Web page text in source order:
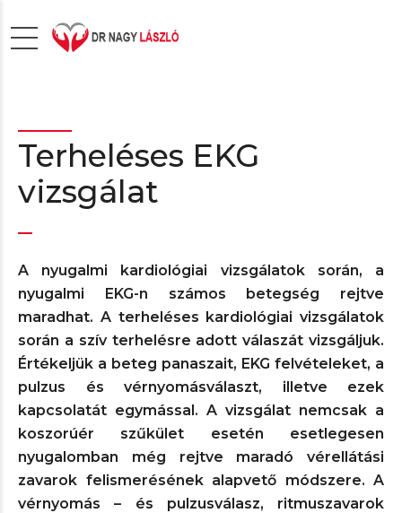
Terheléses EKG
vizsgálat
A nyugalmi kardiológiai vizsgálatok során, a
nyugalmi EKG-n számos betegség rejtve
maradhat. A terheléses kardiológiai vizsgálatok
során a szív terhelésre adott válaszát vizsgáljuk.
Értékeljük a beteg panaszait, EKG felvételeket, a
pulzus és vérnyomásválaszt, illetve ezek
kapcsolatát egymással. A vizsgálat nemcsak a
koszorúér szűkület esetén esetlegesen
nyugalomban még rejtve maradó vérellátási
zavarok felismerésének alapvető módszere. A
vérnyomás – és pulzusválasz, ritmuszavarok